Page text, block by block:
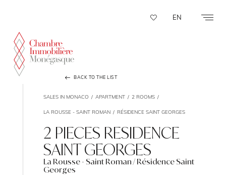
EN
BACK TO THE LIST
SALES IN MONACO APARTMENT 2 ROOMS
LA ROUSSE - SAINT ROMAN RÉSIDENCE SAINT GEORGES
2 PIECES RESIDENCE
SAINT GEORGES
La Rousse - Saint Roman / Résidence Saint
Georges